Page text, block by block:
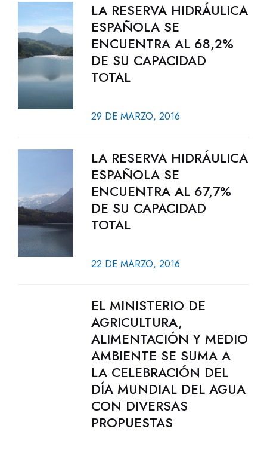
LA RESERVA HIDRÁULICA
ESPAÑOLA SE
ENCUENTRA AL 68,2%
DE SU CAPACIDAD
TOTAL
29 DE MARZO, 2016
LA RESERVA HIDRÁULICA
ESPAÑOLA SE
ENCUENTRA AL 67,7%
DE SU CAPACIDAD
TOTAL
22 DE MARZO, 2016
EL MINISTERIO DE
AGRICULTURA,
ALIMENTACIÓN Y MEDIO
AMBIENTE SE SUMA A
LA CELEBRACIÓN DEL
DÍA MUNDIAL DEL AGUA
CON DIVERSAS
PROPUESTAS